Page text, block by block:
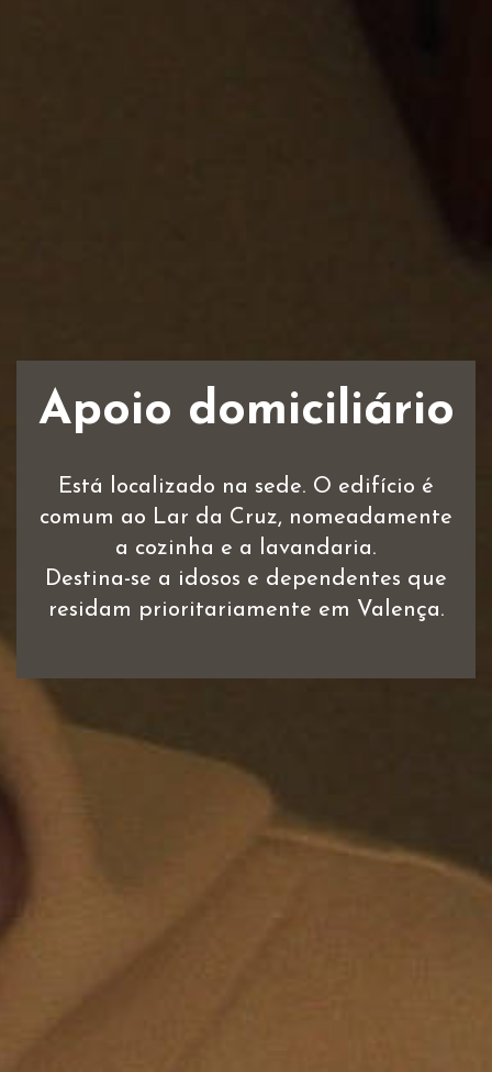
Apoio domiciliário
Está localizado na sede. O edifício é
comum ao Lar da Cruz, nomeadamente
a cozinha e a lavandaria.
Destina-se a idosos e dependentes que
residam prioritariamente em Valença.